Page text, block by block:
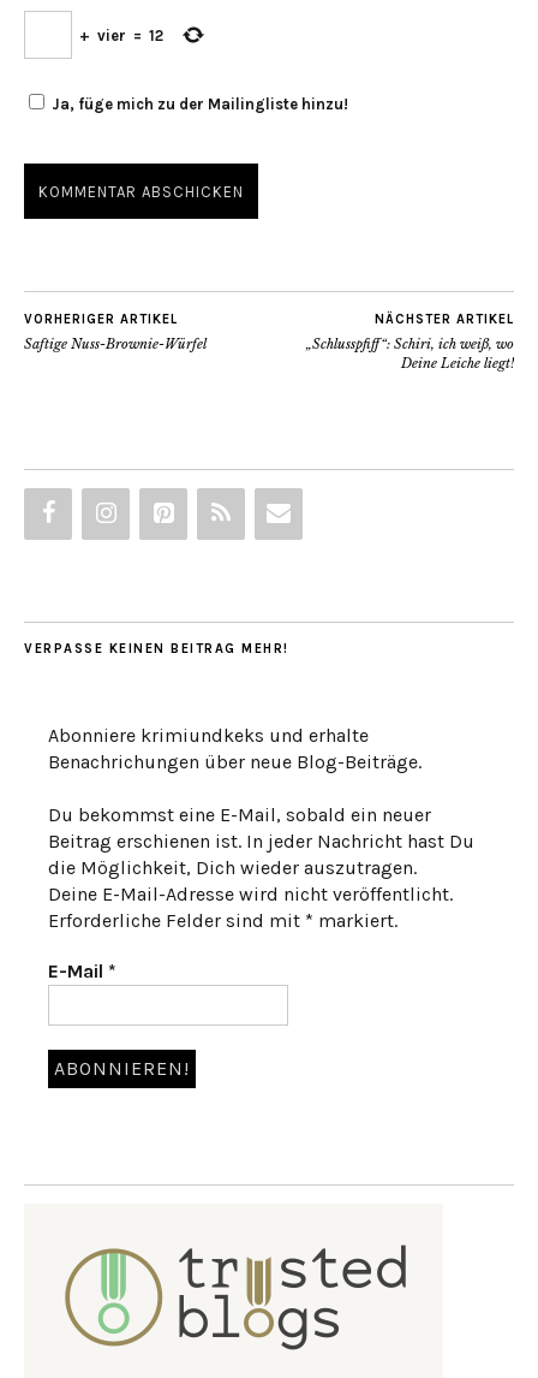
+ vier = 12
Ja, füge mich zu der Mailingliste hinzu!
VORHERIGER ARTIKEL
Saftige Nuss-Brownie-Würfel
NÄCHSTER ARTIKEL
„Schlusspfiff“: Schiri, ich weiß, wo
Deine Leiche liegt!
VERPASSE KEINEN BEITRAG MEHR!
Abonniere krimiundkeks und erhalte
Benachrichungen über neue Blog-Beiträge.
Du bekommst eine E-Mail, sobald ein neuer
Beitrag erschienen ist. In jeder Nachricht hast Du
die Möglichkeit, Dich wieder auszutragen.
Deine E-Mail-Adresse wird nicht veröffentlicht.
Erforderliche Felder sind mit * markiert.
E-Mail *